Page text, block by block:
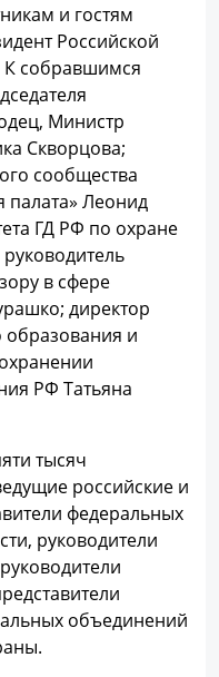
и гостям
Российской
собравшимся
Министр
Скворцова;
сообщества
палата» Леонид
ГД РФ по охране
в сфере
директор
образования и
РФ Татьяна
тысяч
российские и
федеральных
руководители
объединений